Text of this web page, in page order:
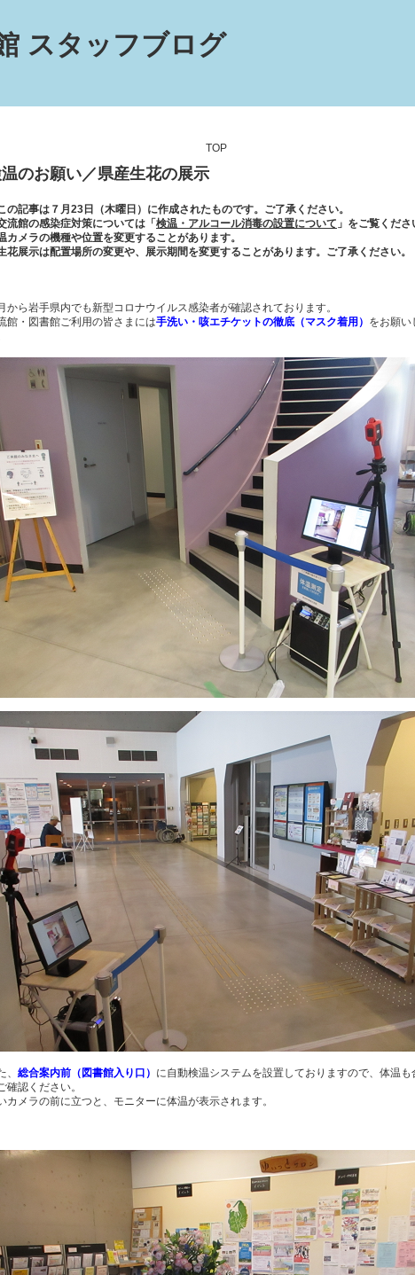
スタッフブログ
TOP
のお願い／県産生花の展示
の記事は７月23日（木曜日）に作成されたものです。ご了承ください。
流館の感染症対策については「 検温・アルコール消毒の設置について 」をご覧くださ
カメラの機種や位置を変更することがあります。
花展示は配置場所の変更や、展示期間を変更することがあります。ご了承ください。
から岩手県内でも新型コロナウイルス感染者が確認されております。
館・図書館ご利用の皆さまには手洗い・咳エチケットの徹底（マスク着用） をお願い
、 総合案内前（図書館入り口） に自動検温システムを設置しておりますので、体温も
確認ください。
カメラの前に立つと、モニターに体温が表示されます。